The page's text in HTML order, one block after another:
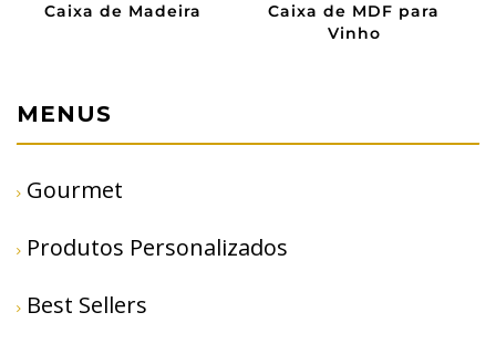
para
Caixa de MDF Sacola de
MENUS
Gourmet
Produtos Personalizados
Best Sellers